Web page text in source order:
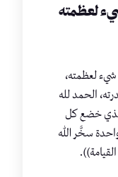
لعظمته
لعظمته،
الحمد لله
خضع كل
سخَّر الله